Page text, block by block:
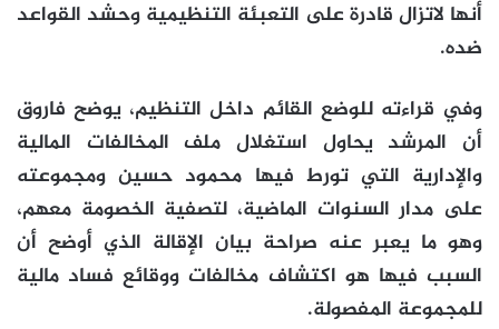
أنها لاتزال قادرة على التعبئة التنظيمية وحشد القواعد
ضده.
وفي قراءته للوضع القائم داخل التنظيم، يوضح فاروق
أن المرشد يحاول استغلال ملف المخالفات المالية
والإدارية التي تورط فيها محمود حسين ومجموعته
على مدار السنوات الماضية، لتصفية الخصومة معهم،
وهو ما يعبر عنه صراحة بيان الإقالة الذي أوضح أن
السبب فيها هو اكتشاف مخالفات ووقائع فساد مالية
للمجموعة المفصولة.